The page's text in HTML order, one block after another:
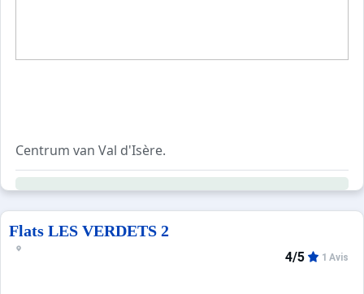
Centrum van Val d'Isère.
Residentie met lift.
Flats LES VERDETS 2
4/5 1 Avis